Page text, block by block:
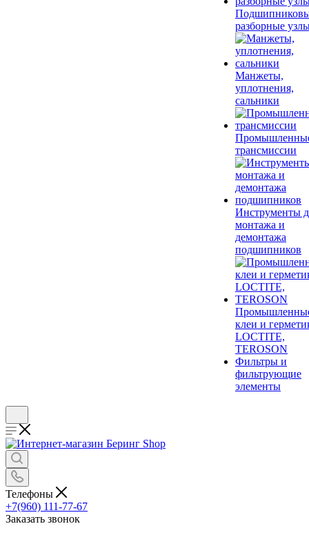
разборные
Манжеты,
уплотнения,
сальники
трансмиссии
Инструменты
монтажа и
демонтажа
подшипников
клеи и
LOCTITE,
TEROSON
Фильтры и
фильтрующие
элементы
Телефоны
+7(960) 111-77-67
Заказать звонок